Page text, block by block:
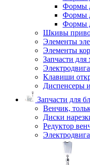
Формы
Формы
Формы
Шкивы
Элементы
Элементы
Запчасти для
Клавиши
Диспенсеры
Запчасти для
Венчик,
Диски
Редуктор